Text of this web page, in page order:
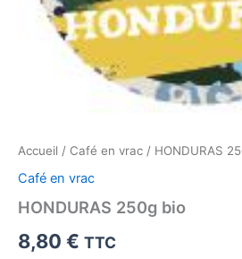
Accueil / Café en vrac / HONDURAS
Café en vrac
HONDURAS 250g bio
8,80 € TTC